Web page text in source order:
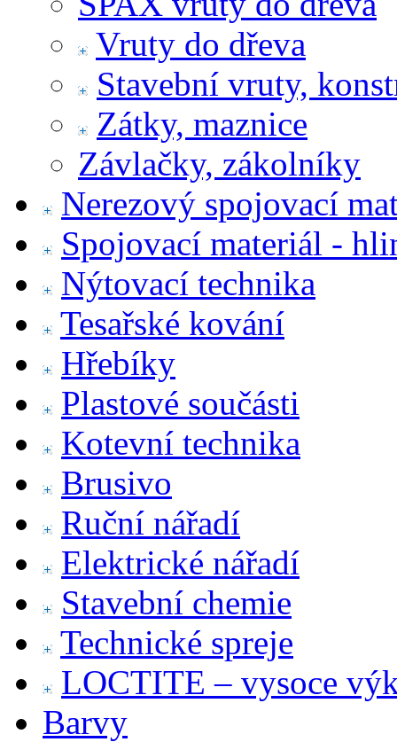
Vruty do dřeva
Stavební vruty,
Zátky, maznice
Závlačky, zákolníky
Nerezový spojovací
Spojovací materiál -
Nýtovací technika
Tesařské kování
Hřebíky
Plastové součásti
Kotevní technika
Brusivo
Ruční nářadí
Elektrické nářadí
Stavební chemie
Technické spreje
LOCTITE – vysoce
Barvy